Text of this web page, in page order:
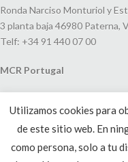
Ronda Narciso Monturiol y
3 planta baja 46980 Paterna,
Telf: +34 91 440 07 00
MCR Portugal
João V, 24
1250-091 Lisboa, Portugal
Telf: +351 220 993 033
Utilizamos cookies para
de este sitio web. En
como persona, solo a tu